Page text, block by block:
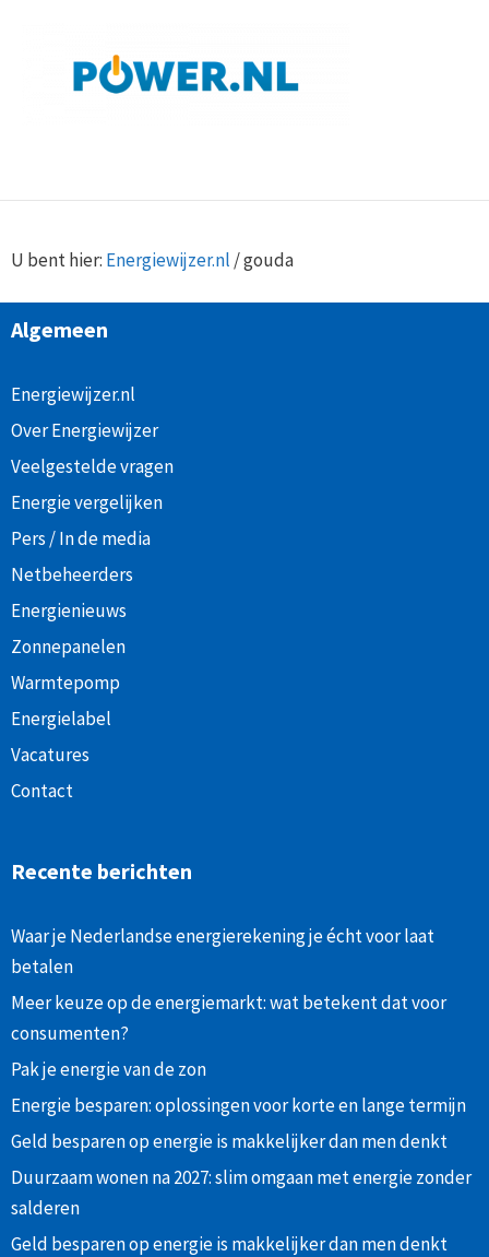
U bent hier: Energiewijzer.nl /gouda
Algemeen
Energiewijzer.nl
Over Energiewijzer
Veelgestelde vragen
Energie vergelijken
Pers / In de media
Netbeheerders
Energienieuws
Zonnepanelen
Warmtepomp
Energielabel
Vacatures
Contact
Recente berichten
Waar je Nederlandse energierekening je écht voor laat
betalen
Meer keuze op de energiemarkt: wat betekent dat voor
consumenten?
Pak je energie van de zon
Energie besparen: oplossingen voor korte en lange termijn
Geld besparen op energie is makkelijker dan men denkt
Duurzaam wonen na 2027: slim omgaan met energie zonder
salderen
Geld besparen op energie is makkelijker dan men denkt